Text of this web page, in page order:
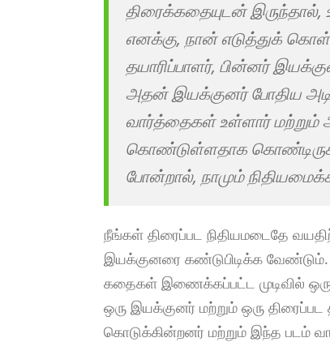
திரைக்கதையுடன்
எனக்கு, நான் எடுத்துக்
தயாரிப்பாளர், பின்னர்
அதன் இயக்குனர் போதிய
வார்த்தைகள் உள்ளார்
கொண்டுள்ளதாக
போன்றால், நாமும்
நீங்கள் திரைப்பட நிதியமடைதே
இயக்குனரை கண்டுபிடிக்க
கதைகள் இணைக்கப்பட்ட முடிவில்
ஒரு இயக்குனர் மற்றும் ஒரு
கொடுக்கின்றனர் மற்றும் இந்த படம்